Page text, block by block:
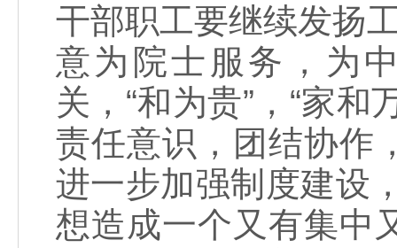
干部职工要继续发扬
意为院士服务，为
关，“和为贵”，“家
责任意识，团结协作
进一步加强制度建设
想造成一个又有集中